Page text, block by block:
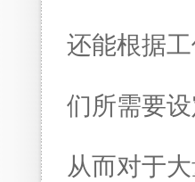
还能根据
们所需要
从而对于